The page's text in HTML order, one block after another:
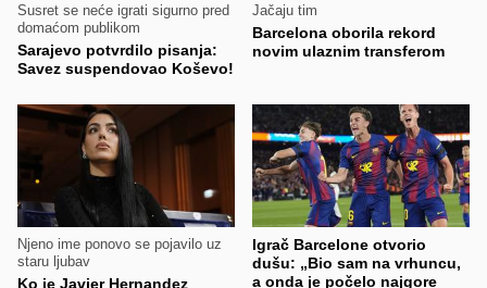
Susret se neće igrati sigurno pred
domaćom publikom
Sarajevo potvrdilo pisanja:
Savez suspendovao Koševo!
Jačaju tim
Barcelona oborila rekord
novim ulaznim transferom
Njeno ime ponovo se pojavilo uz
staru ljubav
Ko je Javier Hernandez
Igrač Barcelone otvorio
dušu: „Bio sam na vrhuncu,
a onda je počelo najgore